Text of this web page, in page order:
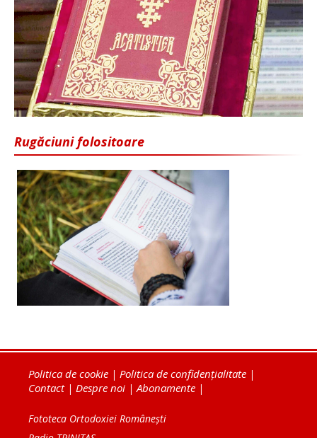
Rugăciuni folositoare
Politica de cookie | Politica de confidențialitate |
Contact| Despre noi | Abonamente |
Fototeca Ortodoxiei Românești